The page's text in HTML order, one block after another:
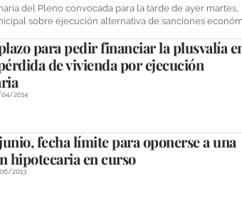
del Pleno convocada para la tarde de ayer martes,
sobre ejecución alternativa de sanciones
para pedir financiar la plusvalía
de vivienda por ejecución
2014
fecha límite para oponerse a una
hipotecaria en curso
2013